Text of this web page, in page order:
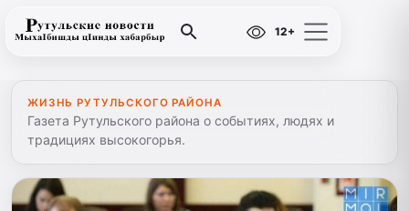
12+
ЖИЗНЬ РУТУЛЬСКОГО РАЙОНА
Газета Рутульского района о событиях, людях и
традициях высокогорья.